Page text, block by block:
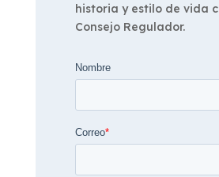
historia y estilo de vida
Consejo Regulador.